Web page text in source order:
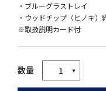
・ブルーグラストレイ
・ウッドチップ（ヒノキ）
※取扱説明カード付